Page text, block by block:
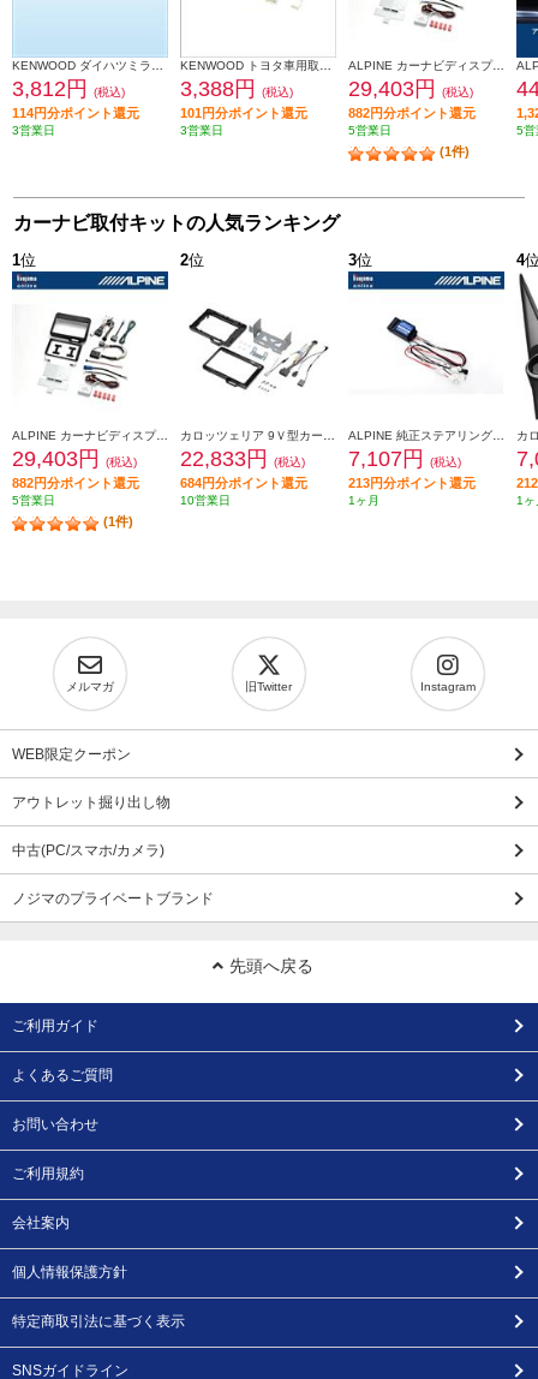
3,812円 (税込)
114円分ポイント還元
3営業日
3,388円 (税込)
101円分ポイント還元
3営業日
ALPINE カーナビディスプレイオーディオ取付けキット N-BOX(JF5/6系)専用 KTX-XF11-NB-56-NR
29,403円 (税込)
882円分ポイント還元
5営業日
(1件)
5営
カーナビ取付キットの人気ランキング
1位
ALPINE カーナビディスプレイオーディオ取付けキット N-BOX(JF5/6系)専用 KTX-XF11-NB-56-NR
29,403円 (税込)
882円分ポイント還元
5営業日
(1件)
2位
22,833円 (税込)
684円分ポイント還元
10営業日
3位
7,107円 (税込)
213円分ポイント還元
1ヶ月
4
1ヶ
メルマガ 旧Twitter Instagram
WEB限定クーポン
アウトレット掘り出し物
中古(PC/スマホ/カメラ)
ノジマのプライベートブランド
先頭へ戻る
ご利用ガイド
よくあるご質問
お問い合わせ
ご利用規約
会社案内
個人情報保護方針
特定商取引法に基づく表示
SNSガイドライン